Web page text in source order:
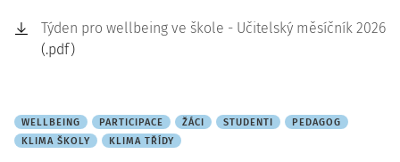
Týden pro wellbeing ve škole - Učitelský měsíčník 2026
(.pdf)
WELLBEING PARTICIPACE ŽÁCI STUDENTI
PEDAGOG
KLIMA ŠKOLY
KLIMA TŘÍDY